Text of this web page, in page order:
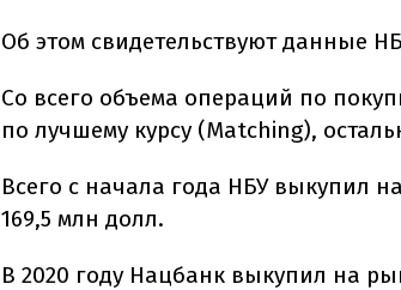
Об этом свидетельствуют данные
Со всего объема операций по
по лучшему курсу (Matching),
Всего с начала года НБУ выкупил
169,5 млн долл.
В 2020 году Нацбанк выкупил на